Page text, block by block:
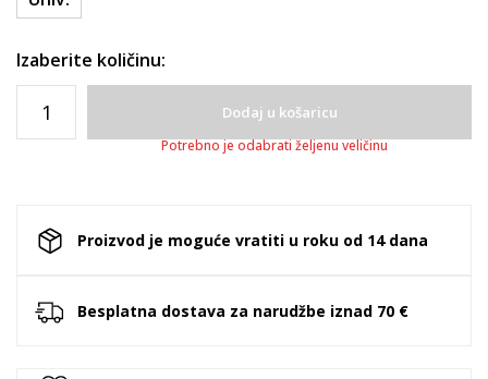
Izaberite količinu:
Dodaj u košaricu
Potrebno je odabrati željenu veličinu
Proizvod je moguće vratiti u roku od 14 dana
Besplatna dostava za narudžbe iznad 70 €